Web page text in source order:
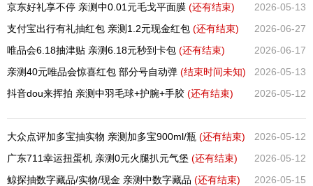
2026-05-13
京东好礼享不停 亲测中0.01元毛戈平面膜 (还有结束)
2026-06-27
支付宝出行有礼抽红包 亲测1.2元现金红包 (还有结束)
2026-06-17
唯品会6.18抽津贴 亲测6.18元秒到卡包 (还有结束)
2026-05-13
亲测40元唯品会惊喜红包 部分号自动弹 (结束时间未知)
2026-05-12
抖音dou来挥拍 亲测中羽毛球+护腕+手胶 (还有结束)
2026-05-12
大众点评加多宝抽实物 亲测加多宝900ml/瓶 (还有结束)
2026-05-12
广东711幸运扭蛋机 亲测0元火腿扒元气堡 (还有结束)
2026-05-15
鲸探抽数字藏品/实物/现金 亲测中数字藏品 (还有结束)